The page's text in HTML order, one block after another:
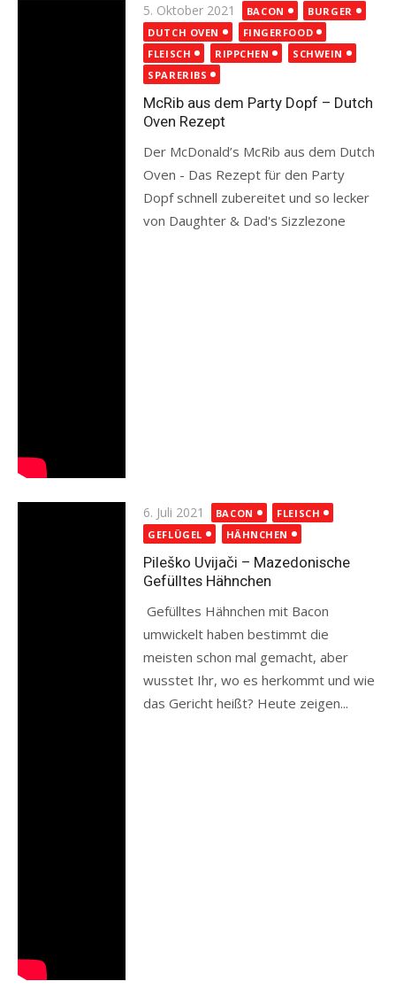
Posted
on
5. Oktober 2021 BACON
BURGER
DUTCH OVEN
FINGERFOOD
FLEISCH
RIPPCHEN
SCHWEIN
SPARERIBS
McRib aus dem Party Dopf – Dutch
Oven Rezept
Der McDonald’s McRib aus dem Dutch
Oven - Das Rezept für den Party
Dopf schnell zubereitet und so lecker
von Daughter & Dad's Sizzlezone
Posted
on
6. Juli 2021 BACON
FLEISCH
GEFLÜGEL
HÄHNCHEN
Pileško Uvijači – Mazedonische
Gefülltes Hähnchen
Gefülltes Hähnchen mit Bacon
umwickelt haben bestimmt die
meisten schon mal gemacht, aber
wusstet Ihr, wo es herkommt und wie
das Gericht heißt? Heute zeigen...